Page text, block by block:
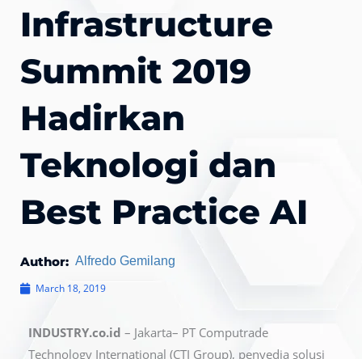
Infrastructure
Summit 2019
Hadirkan
Teknologi dan
Best Practice AI
Author: Alfredo Gemilang
March 18, 2019
INDUSTRY.co.id – Jakarta– PT Computrade
Technology International (CTI Group), penyedia solusi